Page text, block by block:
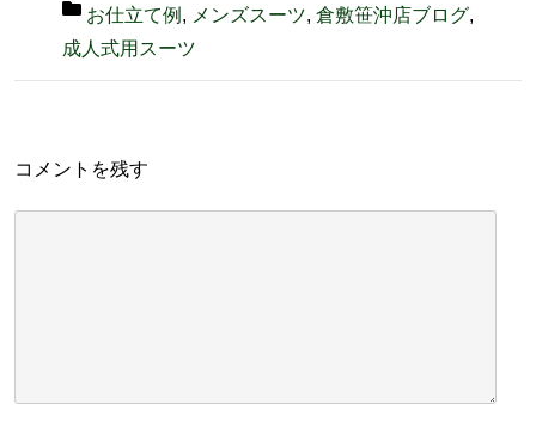
お仕立て例 , メンズスーツ, 倉敷笹沖店ブログ,
成人式用スーツ
コメントを残す